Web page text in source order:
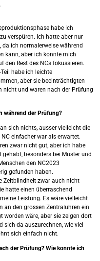
habe ich
verspüren. Ich hatte aber nur
da ich normalerweise während
kann, aber ich konnte mich
den Rest des NCs fokussieren.
habe ich leichte
aber sie beeinträchtigten
nicht und waren nach der Prüfung
während der Prüfung?
sich nichts, ausser vielleicht die
einfacher war als erwartet.
zwar nicht gut, aber ich habe
besonders bei Muster und
den NC2023
gefunden haben.
Zeitblindheit zwar auch nicht
hatte einen überraschend
Leistung. Es wäre vielleicht
an den grossen Zentraluhren ein
worden wäre, aber sie zeigen dort
sich da auszurechnen, wie viel
sich einfach nicht.
der Prüfung? Wie konnte ich